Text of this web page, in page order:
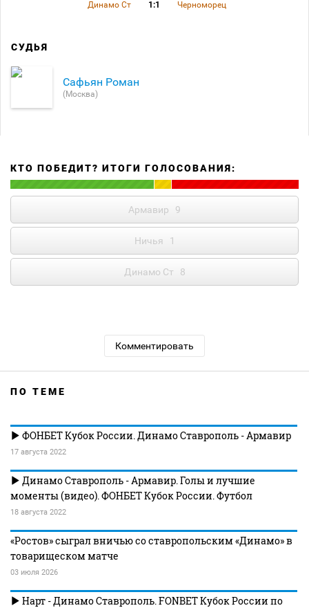
Динамо Ст 1:1 Черноморец
СУДЬЯ
Сафьян Роман
(Москва)
КТО ПОБЕДИТ? ИТОГИ ГОЛОСОВАНИЯ:
Армавир 9
Ничья 1
Динамо Ст 8
Комментировать
ПО ТЕМЕ
ФОНБЕТ Кубок России. Динамо Ставрополь - Армавир
17 августа 2022
Динамо Ставрополь - Армавир. Голы и лучшие
моменты (видео). ФОНБЕТ Кубок России. Футбол
18 августа 2022
«Ростов» сыграл вничью со ставропольским «Динамо» в
товарищеском матче
03 июля 2026
Нарт - Динамо Ставрополь. FONBET Кубок России по